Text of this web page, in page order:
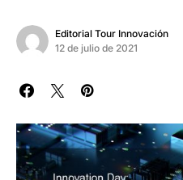
Editorial Tour Innovación
12 de julio de 2021